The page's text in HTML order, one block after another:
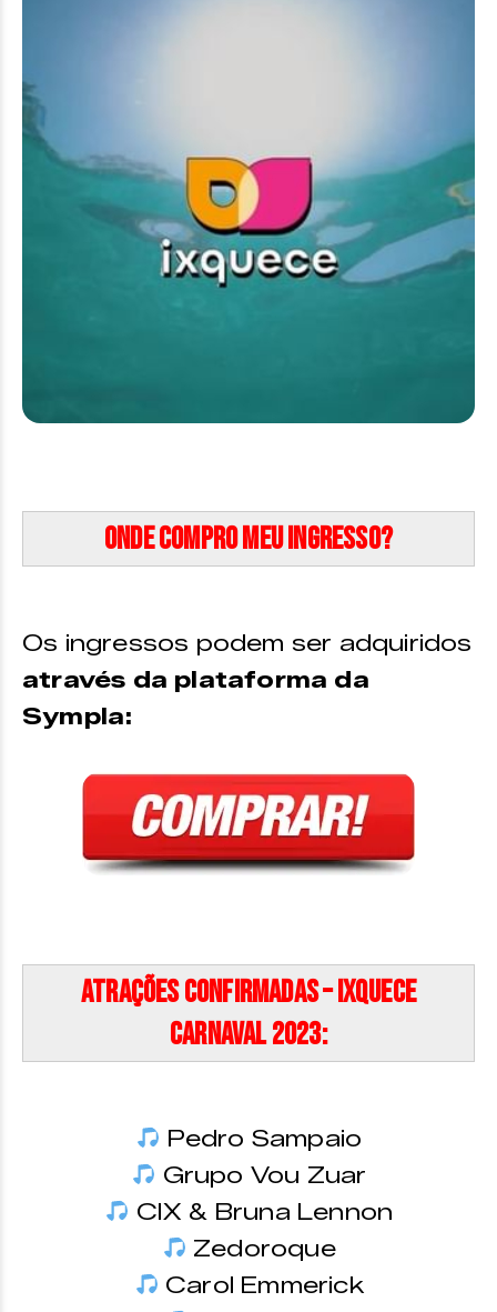
Onde compro meu ingresso?
Os ingressos podem ser adquiridos
através da plataforma da
Sympla:
Atrações Confirmadas – Ixquece
Carnaval 2023:
Pedro Sampaio
Grupo Vou Zuar
CIX & Bruna Lennon
Zedoroque
Carol Emmerick